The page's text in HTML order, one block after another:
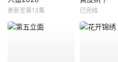
更新至第13集 已完结